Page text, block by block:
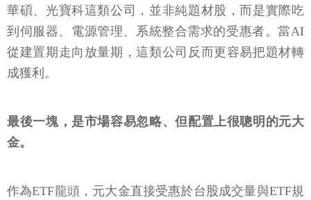
華碩、光寶科這類公司，並非純題材股，而是實際吃
到伺服器、電源管理、系統整合需求的受惠者。當AI
從建置期走向放量期，這類公司反而更容易把題材轉
成獲利。
最後一塊，是市場容易忽略、但配置上很聰明的元大
金。
作為ETF龍頭，元大金直接受惠於台股成交量與ETF規